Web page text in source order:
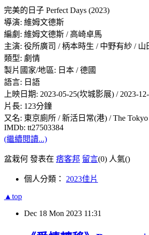
完美的日子 Perfect Days (2023)
導演: 維姆文德斯
編劇: 維姆文德斯 / 高崎卓馬
主演: 役所廣司 / 柄本時生 / 中野有紗 / 山
類型: 劇情
製片國家/地區: 日本 / 德國
語言: 日語
上映日期: 2023-05-25(坎城影展) / 2023-
片長: 123分鐘
又名: 東京廁所 / 新活日常(港) / The Tokyo
IMDb: tt27503384
(繼續閱讀...)
盆栽何 發表在 痞客邦 留言(0) 人氣()
個人分類： 2023佳片
▲top
Dec 18 Mon 2023 11:31